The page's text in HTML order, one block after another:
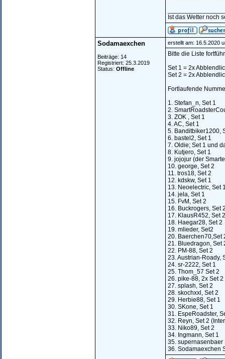
Ist das Wetter noch
Sodamaexchen
Beiträge: 14
Registriert: 25.3.2019
Status: Offline
erstellt am: 16.5.2020
Bitte die Liste
Set 1 = 2x
Set 2 = 2x
Fortlaufende
1. Stefan_n, Set 1
2.
3. ZOK , Set 1
4. AC, Set 1
5. Banditbiker1200,
6. bastel2, Set 1
7. Oldie; Set 1 und
8. Kutjero, Set 1
9. jojojur (der
10. george, Set 2
11. tros18, Set 2
12. kdskw, Set 1
13. Neoelectric, Set
14. jela, Set 1
15. FvM, Set 2
16. Buckrogers, Set
17. KlausR452, Set 2
18. Haegar28, Set 2
19. mlieder, Set2
20. Baerchen70,Set
21. Bluedragon, Set
22. PM-88, Set 2
23. Austrian-Roady,
24. sr-2222, Set 1
25. Thom_57 Set 2
26. pike-88, 2x Set 2
27. splash, Set 2
28. skochxxl, Set 2
29. Herbie88, Set 1
30. SKone, Set 1
31. EspeRoadster,
32. Reyn, Set 2
33. Niko89, Set 2
34. Ingmann, Set 1
35. supernasenbaer
36. Sodamaexchen